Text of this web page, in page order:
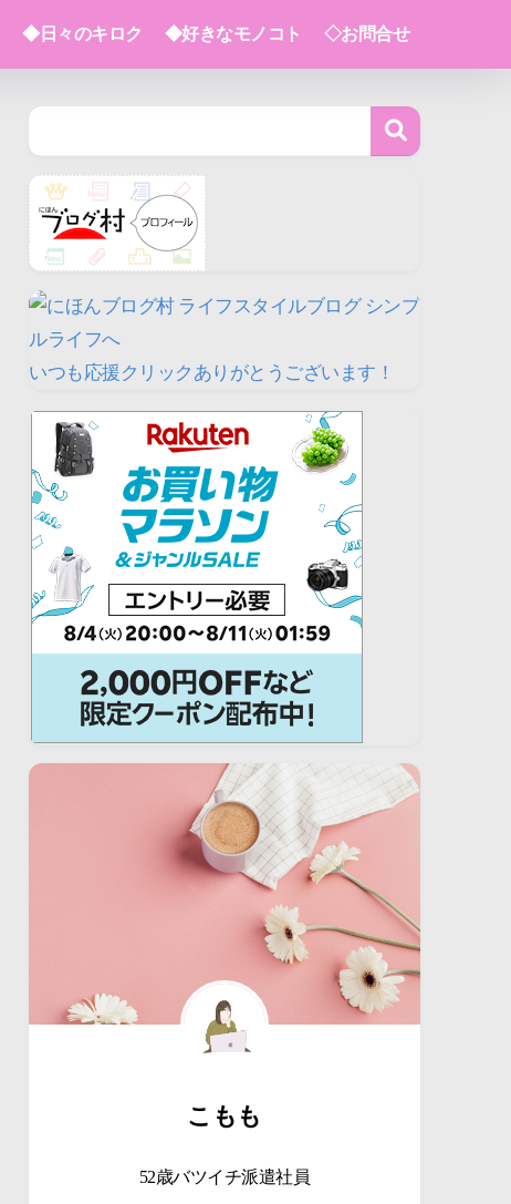
◆日々のキロク ◆好きなモノコト ◇お問合せ
いつも応援クリックありがとうございます！
こもも
52歳バツイチ派遣社員